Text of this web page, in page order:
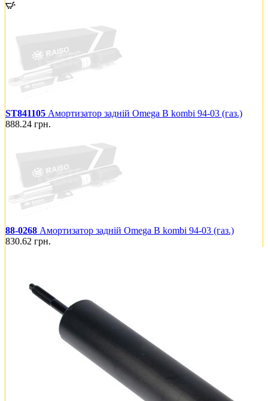
ST841105 Амортизатор задній Omega B kombi 94-03 (газ.)
888.24 грн.
88-0268 Амортизатор задній Omega B kombi 94-03 (газ.)
830.62 грн.